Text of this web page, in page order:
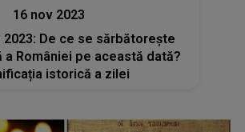
16 nov 2023
2023: De ce se sărbătorește
a României pe această dată?
istorică a zilei